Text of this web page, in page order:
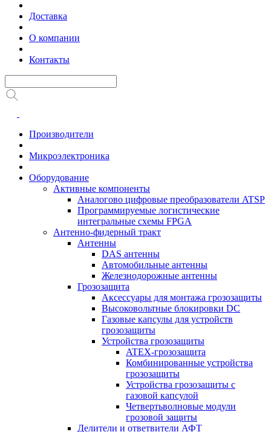
Доставка
О компании
Контакты
Производители
Микроэлектроника
Оборудование
Активные компоненты
Аналогово цифровые преобразователи ATSP
Программируемые логистические
интегральные схемы FPGA
Антенно-фидерный тракт
Антенны
DAS антенны
Автомобильные антенны
Железнодорожные антенны
Грозозащита
Аксессуары для монтажа грозозащиты
Высоковольтные блокировки DC
Газовые капсулы для устройств
грозозащиты
Устройства грозозащиты
ATEX-грозозащита
Комбинированные устройства
грозозащиты
Устройства грозозащиты с
газовой капсулой
Четвертьволновые модули
грозовой защиты
Делители и ответвители АФТ